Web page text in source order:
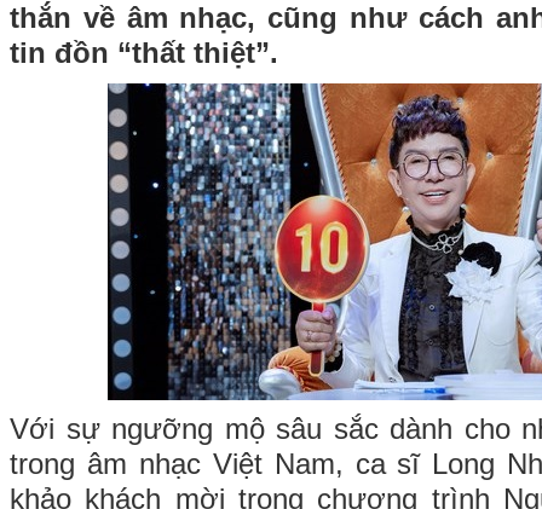
thắn về âm nhạc, cũng như cách
tin đồn “thất thiệt”.
Với sự ngưỡng mộ sâu sắc dành cho
trong âm nhạc Việt Nam, ca sĩ Long
khảo khách mời trong chương trình